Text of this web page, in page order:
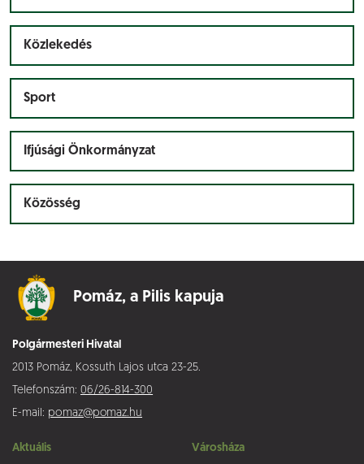
Közlekedés
Sport
Ifjúsági Önkormányzat
Közösség
Pomáz, a Pilis kapuja
Polgármesteri Hivatal
2013 Pomáz, Kossuth Lajos utca 23-25.
Telefonszám: 06/26-814-300
E-mail: pomaz@pomaz.hu
Aktuális Városháza